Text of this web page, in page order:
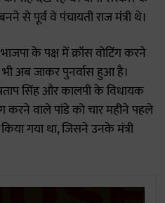
से पूर्व वे पंचायती राज मंत्री थे।
के पक्ष में क्रॉस वोटिंग करने
अब जाकर पुनर्वास हुआ है।
सिंह और कालपी के विधायक
करने वाले पांडे को चार महीने पहले
गया था, जिसने उनके मंत्री